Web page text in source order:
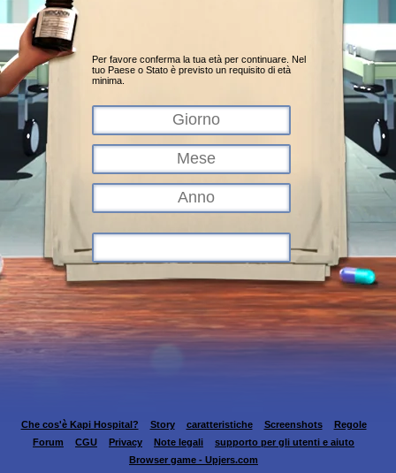
Per favore conferma la tua età per continuare. Nel
tuo Paese o Stato è previsto un requisito di età
minima.
Che cos'è Kapi Hospital? Story caratteristiche Screenshots
Regole
Forum
CGU Privacy Note legali
supporto per gli utenti e aiuto
Browser game - Upjers.com